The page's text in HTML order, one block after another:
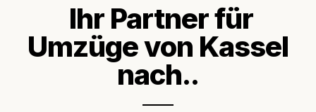
Ihr Partner für
Umzüge von Kassel
nach..